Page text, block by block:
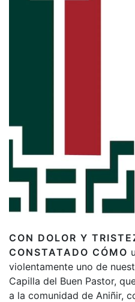
CON DOLOR Y
CONSTATADO CÓMO
violentamente uno de
Capilla del Buen Pastor,
a la comunidad de Aniñir,